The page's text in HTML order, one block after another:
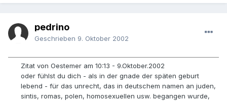
pedrino
Geschrieben 9. Oktober 2002
Zitat von Oestemer am 10:13 - 9.Oktober.2002
oder fühlst du dich - als in der gnade der späten geburt
lebend - für das unrecht, das in deutschem namen an juden,
sintis, romas, polen, homosexuellen usw. begangen wurde,